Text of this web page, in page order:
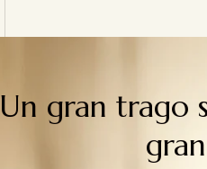
Un gran trago